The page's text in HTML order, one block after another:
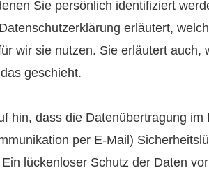
Sie persönlich identifiziert
erläutert,
wir sie nutzen. Sie erläutert auch,
geschieht.
hin, dass die Datenübertragung im
per E-Mail)
lückenloser Schutz der Daten